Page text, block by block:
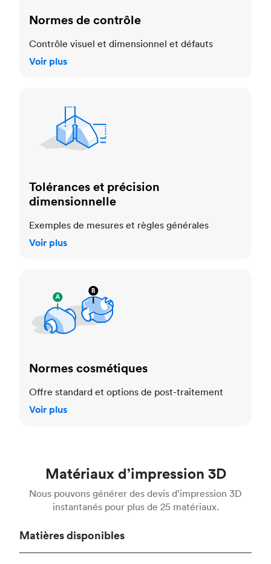
Normes de contrôle
Contrôle visuel et dimensionnel et défauts
Voir plus
Tolérances et précision
dimensionnelle
Exemples de mesures et règles générales
Voir plus
Normes cosmétiques
Offre standard et options de post-traitement
Voir plus
Matériaux d’impression 3D
Nous pouvons générer des devis d’impression 3D
instantanés pour plus de 25 matériaux.
Matières disponibles